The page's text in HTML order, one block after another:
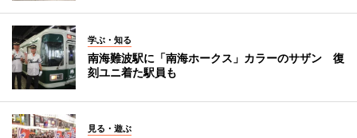
学ぶ・知る
南海難波駅に「南海ホークス」カラーのサザン 復
刻ユニ着た駅員も
見る・遊ぶ